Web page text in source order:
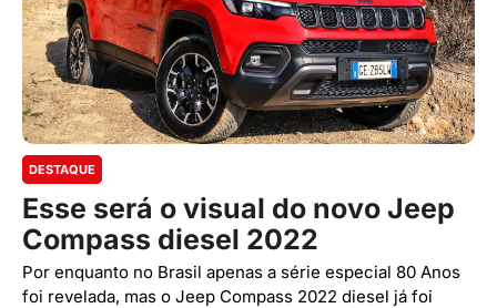
DESTAQUE
Esse será o visual do novo Jeep
Compass diesel 2022
Por enquanto no Brasil apenas a série especial 80 Anos
foi revelada, mas o Jeep Compass 2022 diesel já foi